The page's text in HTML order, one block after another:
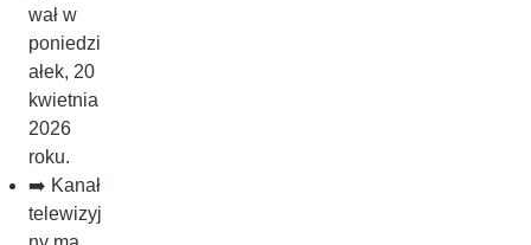
wał w
poniedzi
ałek, 20
kwietnia
2026
roku.
➡️ Kanał
telewizyj